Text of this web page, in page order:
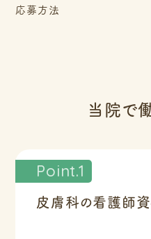
応募方法
当院で
Point.1
皮膚科の看護師